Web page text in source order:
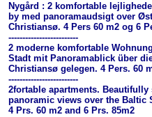
Nygård : 2 komfortable
by med panoramaudsigt over
Christiansø. 4 Pers 60 m2 og 6
-------------------------
2 moderne komfortable
Stadt mit Panoramablick über
Christiansø gelegen. 4 Pers. 60
-------------------------
2fortable apartments.
panoramic views over the Baltic
4 Prs. 60 m2 and 6 Prs. 85m2